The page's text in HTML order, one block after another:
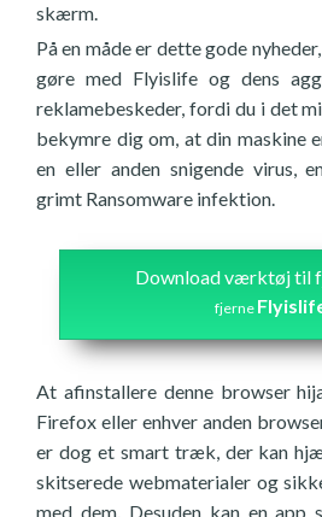
skærm.
På en måde er dette gode
gøre med Flyislife og dens
reklamebeskeder, fordi du i det
bekymre dig om, at din maskine
en eller anden snigende virus,
grimt Ransomware infektion.
Download værktøj til
fjerne
At afinstallere denne browser
Firefox eller enhver anden
er dog et smart træk, der kan
skitserede webmaterialer og
med dem. Desuden kan en app